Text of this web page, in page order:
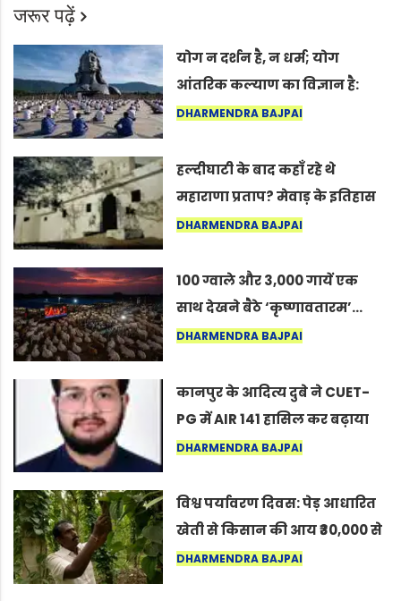
जरूर पढ़ें
योग न दर्शन है, न धर्म; योग
आंतरिक कल्याण का विज्ञान है:
अंतरराष्ट्रीय योग दिवस 2026 पर
DHARMENDRA BAJPAI
हल्दीघाटी के बाद कहाँ रहे थे
महाराणा प्रताप? मेवाड़ के इतिहास
का वह अनकहा अध्याय जो आज भी
DHARMENDRA BAJPAI
100 ग्वाले और 3,000 गायें एक
साथ देखने बैठे ‘कृष्णावतारम’…
नागपुर में दिखा ऐसा नज़ारा कि
कर सकते हैं”
DHARMENDRA BAJPAI
कानपुर के आदित्य दुबे ने CUET-
PG में AIR 141 हासिल कर बढ़ाया
शहर का मान
DHARMENDRA BAJPAI
विश्व पर्यावरण दिवस: पेड़ आधारित
खेती से किसान की आय ₹30,000 से
बढ़कर ₹3 लाख प्रति एकड़ हुई
DHARMENDRA BAJPAI